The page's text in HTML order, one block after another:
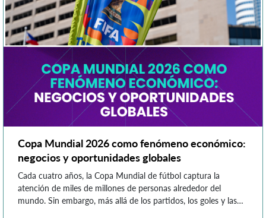
Copa Mundial 2026 como fenómeno económico:
negocios y oportunidades globales
Cada cuatro años, la Copa Mundial de fútbol captura la
atención de miles de millones de personas alrededor del
mundo. Sin embargo, más allá de los partidos, los goles y las